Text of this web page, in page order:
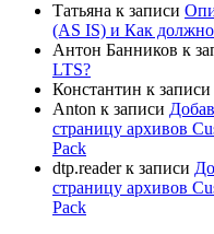
Татьяна к записи
(AS IS) и Как
Антон Банников к
LTS?
Константин к записи
Anton к записи
страницу архивов
Pack
dtp.readerк записи
страницу архивов
Pack